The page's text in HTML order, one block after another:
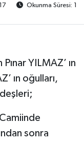
Okunma Süresi: 1
YILMAZ’ ın
ın oğulları,
sonra